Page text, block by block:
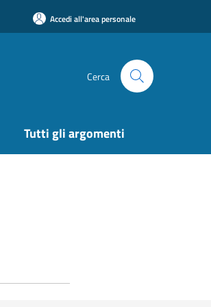
Accedi all'area personale
Cerca
Tutti gli argomenti